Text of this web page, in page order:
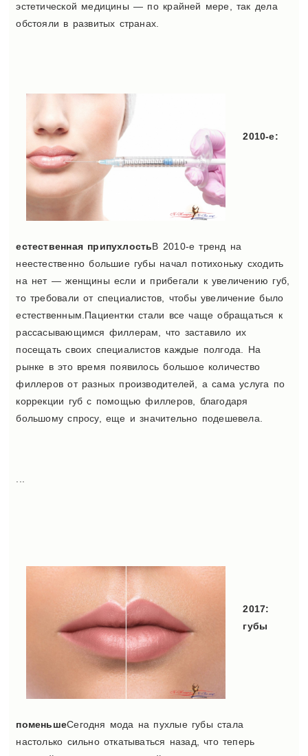
эстетической медицины — по крайней мере, так дела
обстояли в развитых странах.
2010-е:
естественная припухлостьВ 2010-е тренд на
неестественно большие губы начал потихоньку сходить
на нет — женщины если и прибегали к увеличению губ,
то требовали от специалистов, чтобы увеличение было
естественным.Пациентки стали все чаще обращаться к
рассасывающимся филлерам, что заставило их
посещать своих специалистов каждые полгода. На
рынке в это время появилось большое количество
филлеров от разных производителей, а сама услуга по
коррекции губ с помощью филлеров, благодаря
большому спросу, еще и значительно подешевела.
2017:
губы
поменьшеСегодня мода на пухлые губы стала
настолько сильно откатываться назад, что теперь